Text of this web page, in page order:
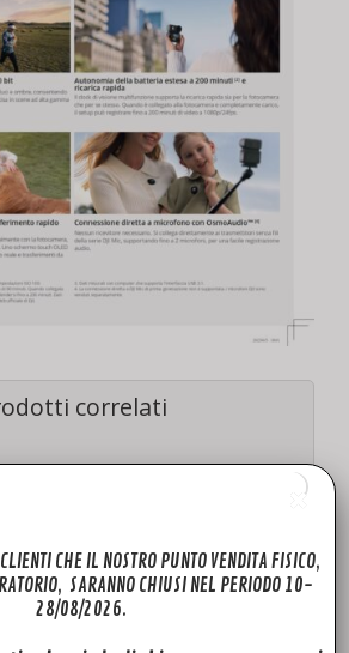
correlati
CHE IL NOSTRO PUNTO VENDITA FISICO,
SARANNO CHIUSI NEL PERIODO 10-
28/08/2026.